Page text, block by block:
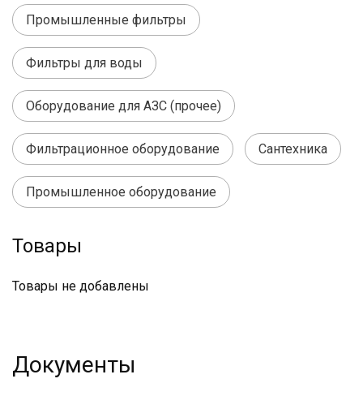
Промышленные фильтры
Фильтры для воды
Оборудование для АЗС (прочее)
Фильтрационное оборудование Сантехника
Промышленное оборудование
Товары
Товары не добавлены
Документы